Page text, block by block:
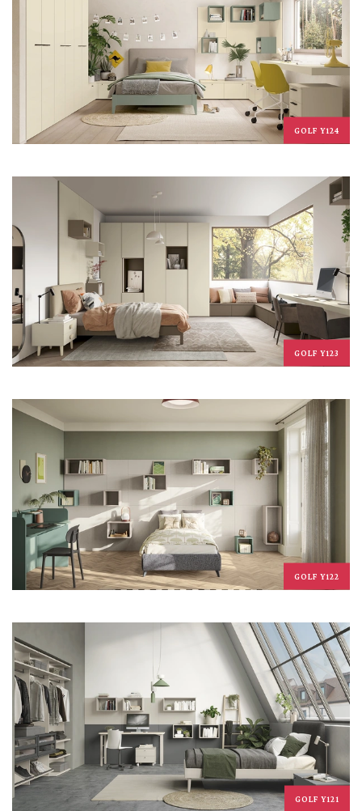
GOLF Y124
GOLF Y123
GOLF Y122
GOLF Y121